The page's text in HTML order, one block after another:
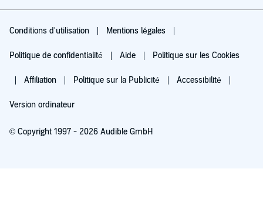
Conditions d'utilisation Mentions légales
Politique de confidentialité Aide Politique sur les Cookies
Affiliation Politique sur la Publicité Accessibilité
Version ordinateur
© Copyright 1997 - 2026 Audible GmbH